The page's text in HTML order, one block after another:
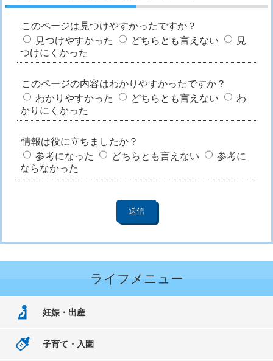
このページは見つけやすかったですか？
見つけやすかった
どちらとも言えない
見
つけにくかった
このページの内容はわかりやすかったですか？
わかりやすかった
どちらとも言えない
わ
かりにくかった
情報は役に立ちましたか？
参考になった
どちらとも言えない
参考に
ならなかった
ライフメニュー
妊娠・出産
子育て・入園